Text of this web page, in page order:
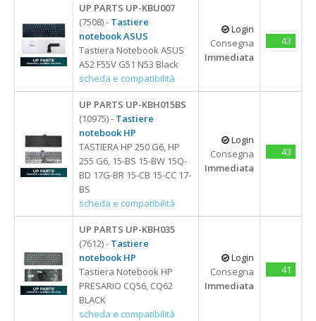
UP PARTS UP-KBU007
(7508) - Tastiere
notebook ASUS
Tastiera Notebook ASUS
A52 F55V G51 N53 Black
scheda e compatibilità
Login
Consegna
Immediata
43
UP PARTS UP-KBH015BS
(10975) - Tastiere
notebook HP
TASTIERA HP 250 G6, HP
255 G6, 15-BS 15-BW 15Q-
BD 17G-BR 15-CB 15-CC 17-
BS
scheda e compatibilità
Login
Consegna
Immediata
43
UP PARTS UP-KBH035
(7612) - Tastiere
notebook HP
Tastiera Notebook HP
PRESARIO CQ56, CQ62
BLACK
scheda e compatibilità
Login
Consegna
Immediata
41